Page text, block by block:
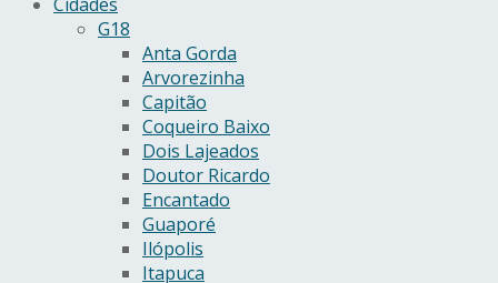
G18
Anta Gorda
Arvorezinha
Capitão
Coqueiro Baixo
Dois Lajeados
Doutor Ricardo
Encantado
Guaporé
Ilópolis
Itapuca